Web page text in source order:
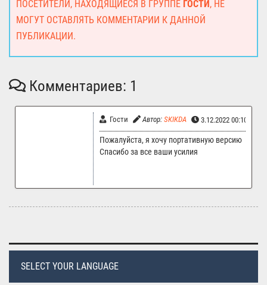
ПОСЕТИТЕЛИ, НАХОДЯЩИЕСЯ В ГРУППЕ ГОСТИ, НЕ
МОГУТ ОСТАВЛЯТЬ КОММЕНТАРИИ К ДАННОЙ
ПУБЛИКАЦИИ.
Комментариев: 1
Гости Автор: SKIKDA 3.12.2022 00:10
Пожалуйста, я хочу портативную версию
Спасибо за все ваши усилия
SELECT YOUR LANGUAGE